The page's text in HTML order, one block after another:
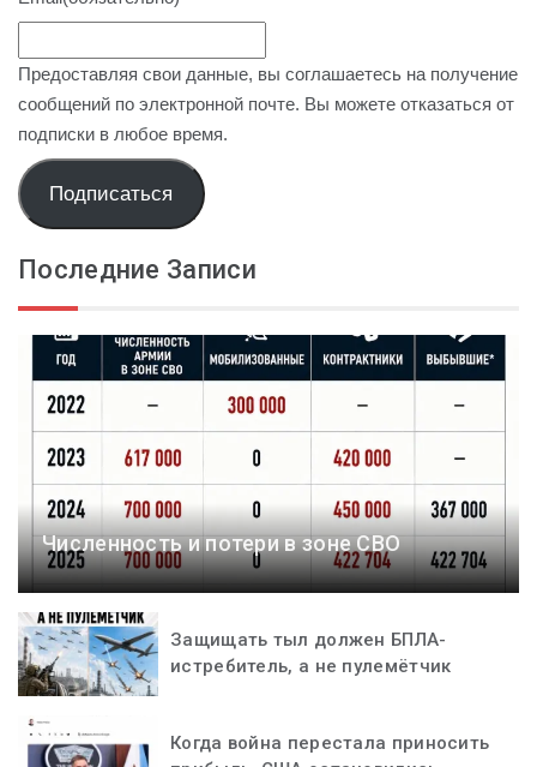
Предоставляя свои данные, вы соглашаетесь на получение
сообщений по электронной почте. Вы можете отказаться от
подписки в любое время.
Подписаться
Последние Записи
Численность и потери в зоне СВО
Защищать тыл должен БПЛА-
истребитель, а не пулемётчик
Когда война перестала приносить